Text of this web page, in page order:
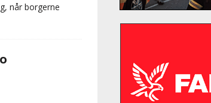
når borgerne